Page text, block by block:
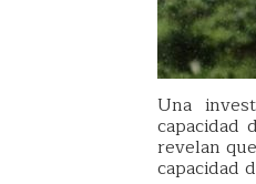
Una
capacidad
revelan
capacidad